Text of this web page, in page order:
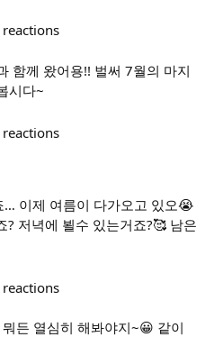
reactions
함께 왔어용!! 벌써 7월의 마지
시다~
reactions
… 이제 여름이 다가오고 있오😭
? 저녁에 뵐수 있는거죠?🥰 남은
reactions
든 열심히 해봐야지~😀 같이